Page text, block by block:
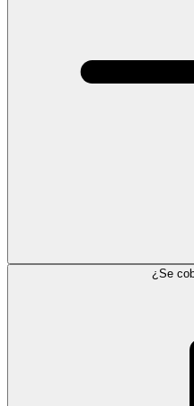
¿Se